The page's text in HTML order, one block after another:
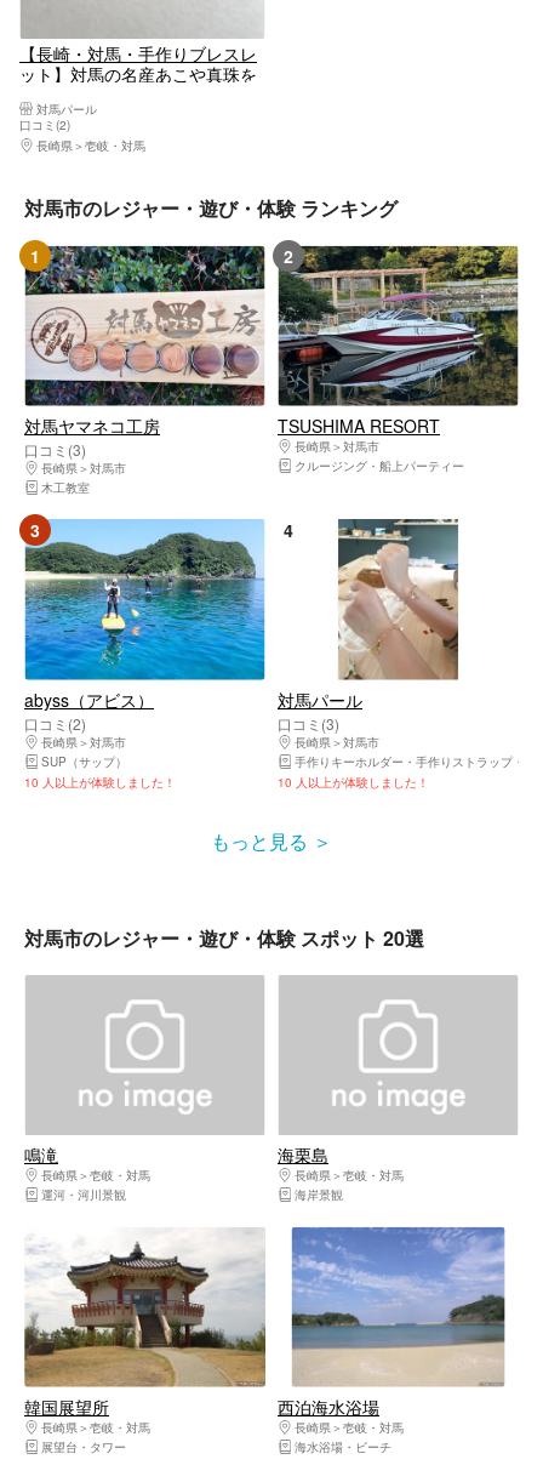
【長崎・対馬・手作りブレスレ
ット】対馬の名産あこや真珠を
対馬パール
口コミ(2)
長崎県
壱岐・対馬
対馬市のレジャー・遊び・体験 ランキング
1
対馬ヤマネコ工房
口コミ(3)
長崎県
対馬市
木工教室
2
TSUSHIMA RESORT
長崎県
対馬市
クルージング・船上パーティー
3
abyss（アビス）
口コミ(2)
長崎県
対馬市
SUP（サップ）
10 人以上が体験しました！
4
対馬パール
口コミ(3)
長崎県
対馬市
手作りキーホルダー・手作りストラップ
10 人以上が体験しました！
もっと見る
対馬市のレジャー・遊び・体験 スポット 20選
鳴滝
長崎県
壱岐・対馬
運河・河川景観
海栗島
長崎県
壱岐・対馬
海岸景観
韓国展望所
長崎県
壱岐・対馬
展望台・タワー
西泊海水浴場
長崎県
壱岐・対馬
海水浴場・ビーチ